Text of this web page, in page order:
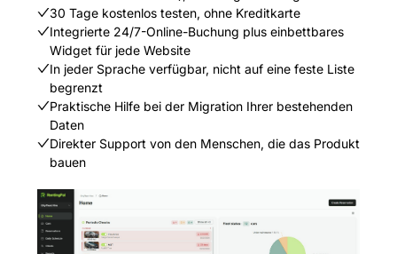
30 Tage kostenlos testen, ohne Kreditkarte
Integrierte 24/7-Online-Buchung plus einbettbares
Widget für jede Website
In jeder Sprache verfügbar, nicht auf eine feste Liste
begrenzt
Praktische Hilfe bei der Migration Ihrer bestehenden
Daten
Direkter Support von den Menschen, die das Produkt
bauen